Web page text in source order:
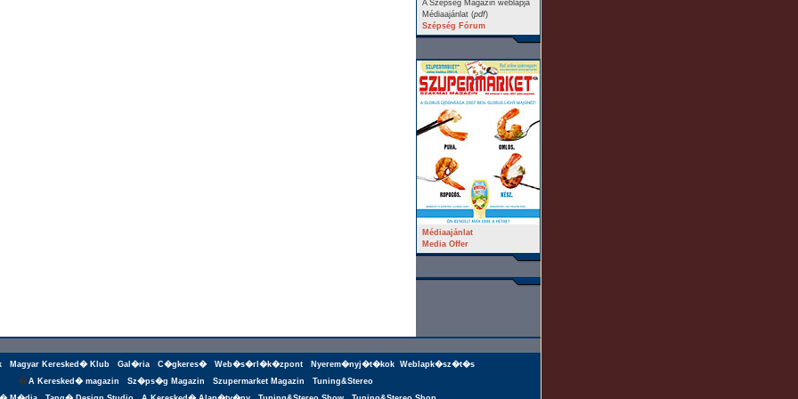
A Szépség Magazin weblapja
Médiaajánlat (pdf)
Szépség Fórum
Médiaajánlat
Media Offer
Magyar Keresked� Klub Gal�ria C�gkeres� Web�s�rl�k�zpont Nyerem�nyj�t�kok Weblapk�sz�t�s
�A Keresked� magazin Sz�ps�g Magazin Szupermarket Magazin Tuning&Stereo